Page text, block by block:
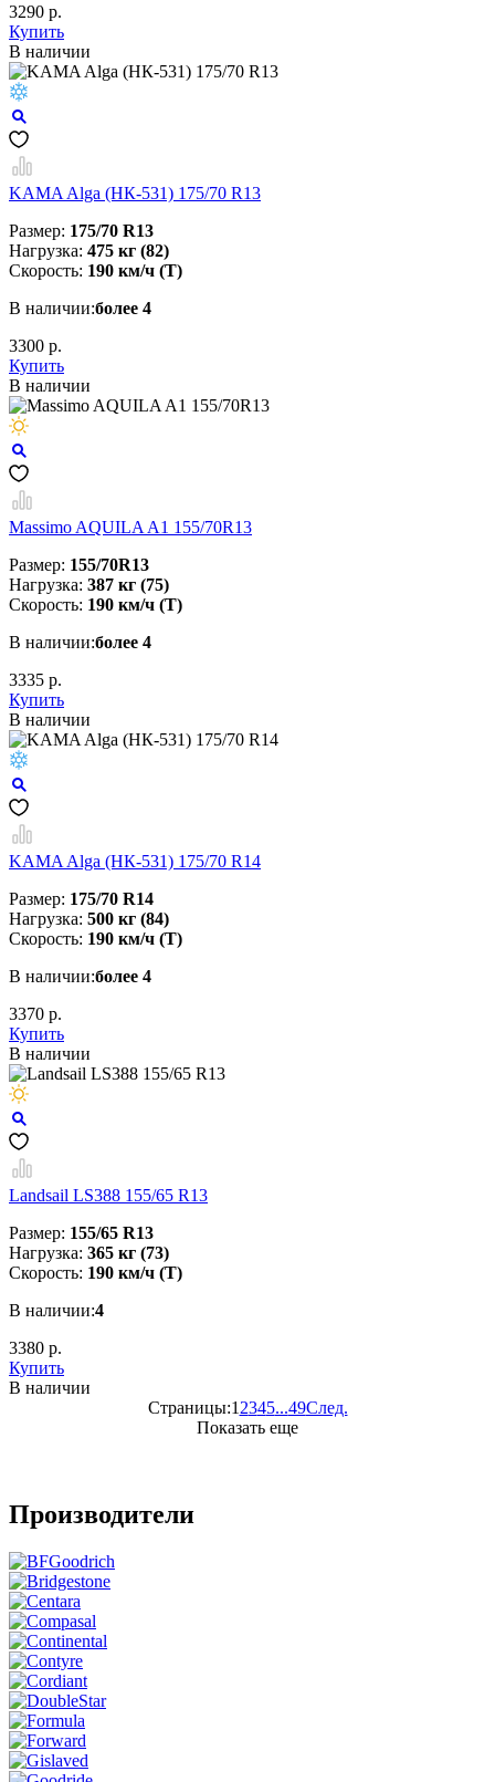
3290 р.
Купить
В наличии
KAMA Alga (НК-531) 175/70 R13
Размер: 175/70 R13
Нагрузка: 475 кг (82)
Скорость: 190 км/ч (T)
В наличии:более 4
3300 р.
Купить
В наличии
Massimo AQUILA A1 155/70R13
Размер: 155/70R13
Нагрузка: 387 кг (75)
Скорость: 190 км/ч (Т)
В наличии:более 4
3335 р.
Купить
В наличии
KAMA Alga (НК-531) 175/70 R14
Размер: 175/70 R14
Нагрузка: 500 кг (84)
Скорость: 190 км/ч (T)
В наличии:более 4
3370 р.
Купить
В наличии
Landsail LS388 155/65 R13
Размер: 155/65 R13
Нагрузка: 365 кг (73)
Скорость: 190 км/ч (T)
В наличии:4
3380 р.
Купить
В наличии
Страницы:1 2345...49След.
Показать еще
Производители